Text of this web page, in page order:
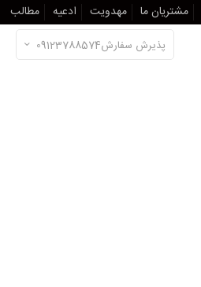
مشتریان ما مهدویت ادعیه مطالب
پذیرش سفارش09123788574